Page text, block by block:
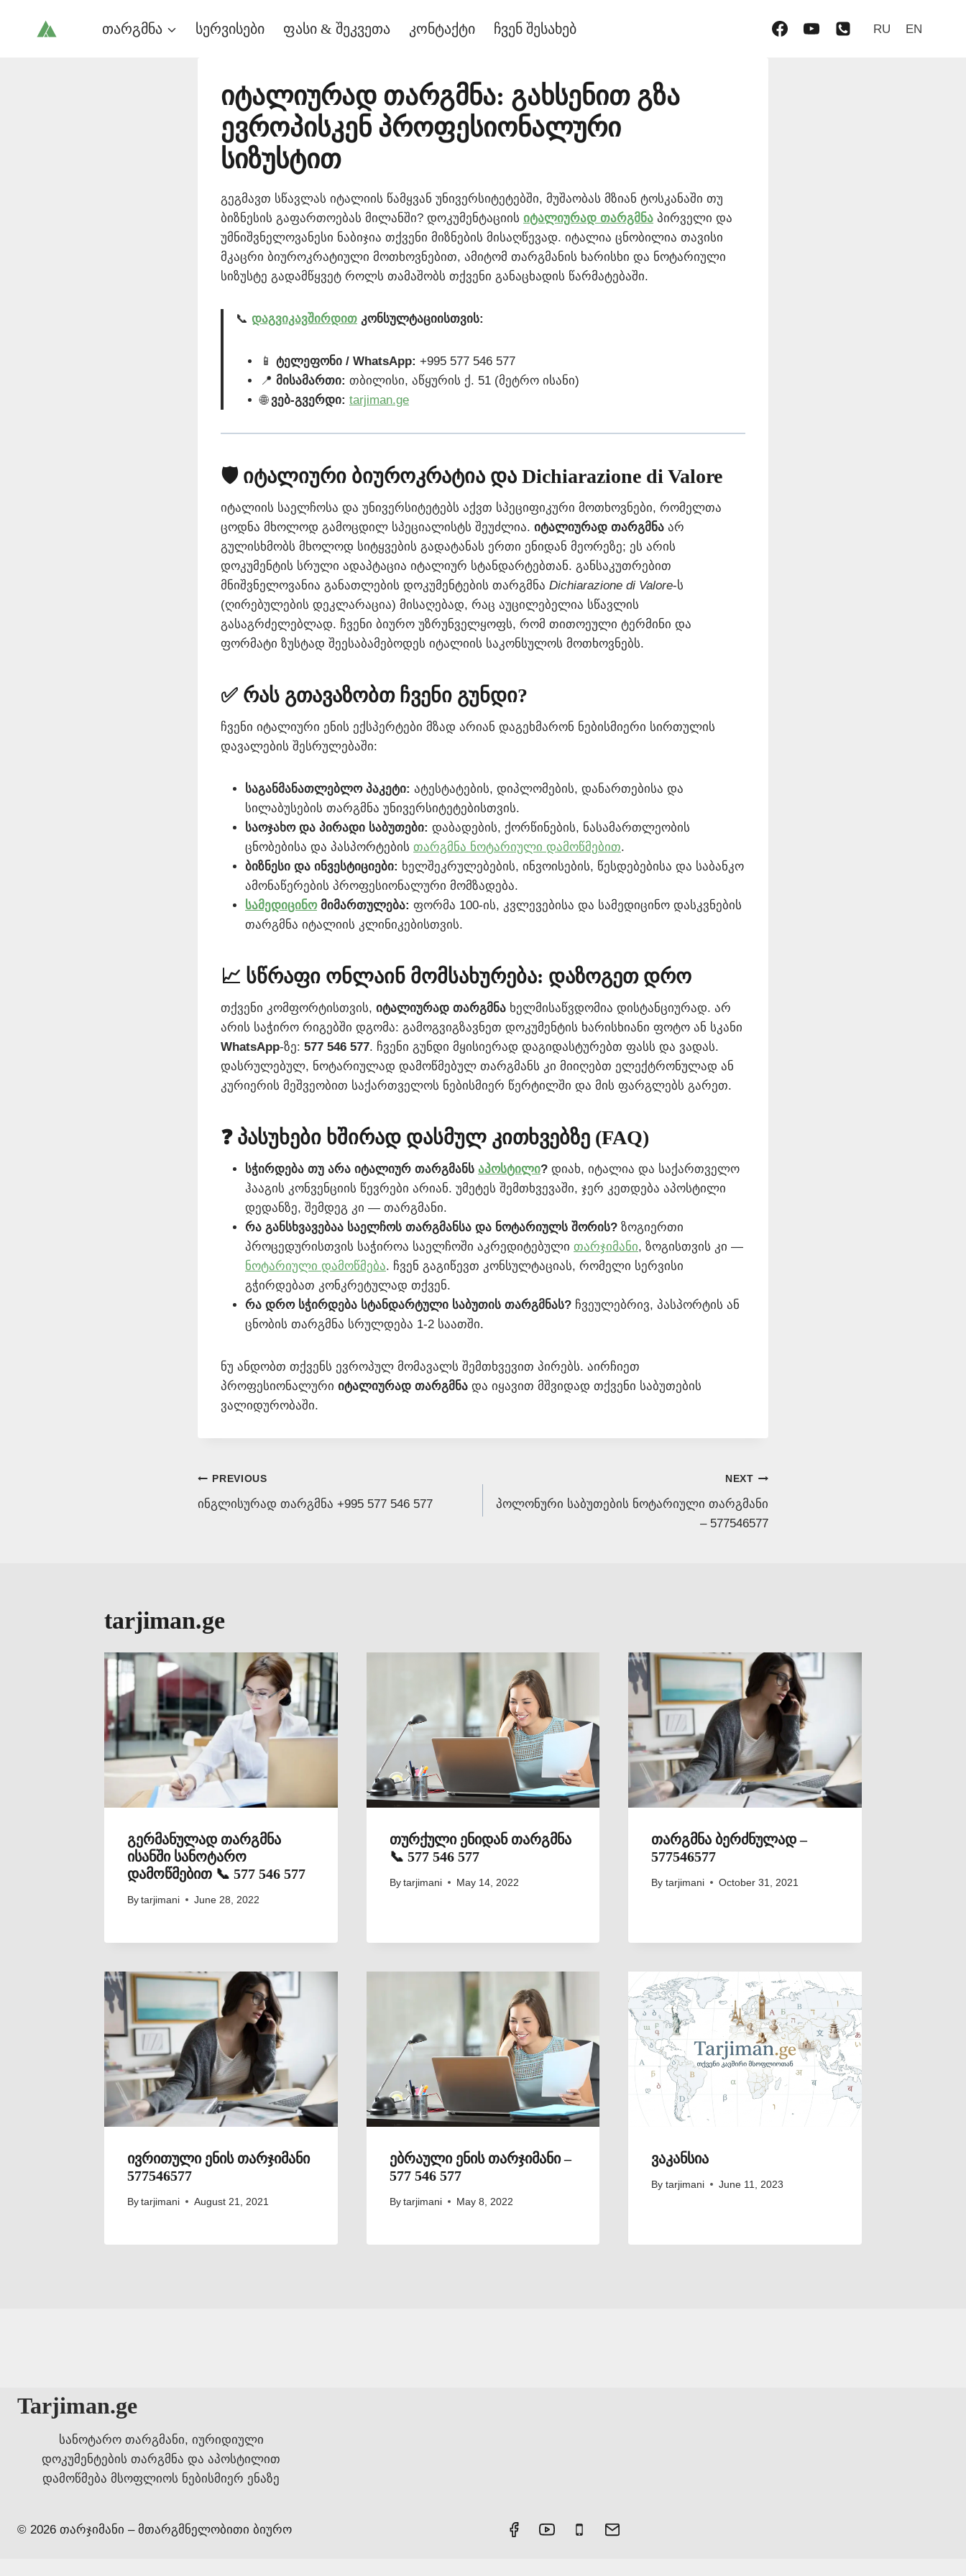
თარგმნა სერვისები ფასი & შეკვეთა კონტაქტი ჩვენ შესახებ RU EN
იტალიურად თარგმნა: გახსენით გზა
ევროპისკენ პროფესიონალური
სიზუსტით
გეგმავთ სწავლას იტალიის წამყვან უნივერსიტეტებში, მუშაობას მზიან ტოსკანაში თუ
ბიზნესის გაფართოებას მილანში? დოკუმენტაციის იტალიურად თარგმნა პირველი და
უმნიშვნელოვანესი ნაბიჯია თქვენი მიზნების მისაღწევად. იტალია ცნობილია თავისი
მკაცრი ბიუროკრატიული მოთხოვნებით, ამიტომ თარგმანის ხარისხი და ნოტარიული
სიზუსტე გადამწყვეტ როლს თამაშობს თქვენი განაცხადის წარმატებაში.
📞 დაგვიკავშირდით კონსულტაციისთვის:
📱 ტელეფონი / WhatsApp: +995 577 546 577
📍 მისამართი: თბილისი, აწყურის ქ. 51 (მეტრო ისანი)
🌐 ვებ-გვერდი: tarjiman.ge
🛡️ იტალიური ბიუროკრატია და Dichiarazione di Valore
იტალიის საელჩოსა და უნივერსიტეტებს აქვთ სპეციფიკური მოთხოვნები, რომელთა
ცოდნა მხოლოდ გამოცდილ სპეციალისტს შეუძლია. იტალიურად თარგმნა არ
გულისხმობს მხოლოდ სიტყვების გადატანას ერთი ენიდან მეორეზე; ეს არის
დოკუმენტის სრული ადაპტაცია იტალიურ სტანდარტებთან. განსაკუთრებით
მნიშვნელოვანია განათლების დოკუმენტების თარგმნა Dichiarazione di Valore-ს
(ღირებულების დეკლარაცია) მისაღებად, რაც აუცილებელია სწავლის
გასაგრძელებლად. ჩვენი ბიურო უზრუნველყოფს, რომ თითოეული ტერმინი და
ფორმატი ზუსტად შეესაბამებოდეს იტალიის საკონსულოს მოთხოვნებს.
✅ რას გთავაზობთ ჩვენი გუნდი?
ჩვენი იტალიური ენის ექსპერტები მზად არიან დაგეხმარონ ნებისმიერი სირთულის
დავალების შესრულებაში:
საგანმანათლებლო პაკეტი: ატესტატების, დიპლომების, დანართებისა და
სილაბუსების თარგმნა უნივერსიტეტებისთვის.
საოჯახო და პირადი საბუთები: დაბადების, ქორწინების, ნასამართლეობის
ცნობებისა და პასპორტების თარგმნა ნოტარიული დამოწმებით.
ბიზნესი და ინვესტიციები: ხელშეკრულებების, ინვოისების, წესდებებისა და საბანკო
ამონაწერების პროფესიონალური მომზადება.
სამედიცინომიმართულება: ფორმა 100-ის, კვლევებისა და სამედიცინო დასკვნების
თარგმნა იტალიის კლინიკებისთვის.
📈 სწრაფი ონლაინ მომსახურება: დაზოგეთ დრო
თქვენი კომფორტისთვის, იტალიურად თარგმნა ხელმისაწვდომია დისტანციურად. არ
არის საჭირო რიგებში დგომა: გამოგვიგზავნეთ დოკუმენტის ხარისხიანი ფოტო ან სკანი
WhatsApp-ზე: 577 546 577. ჩვენი გუნდი მყისიერად დაგიდასტურებთ ფასს და ვადას.
დასრულებულ, ნოტარიულად დამოწმებულ თარგმანს კი მიიღებთ ელექტრონულად ან
კურიერის მეშვეობით საქართველოს ნებისმიერ წერტილში და მის ფარგლებს გარეთ.
❓ პასუხები ხშირად დასმულ კითხვებზე (FAQ)
სჭირდება თუ არა იტალიურ თარგმანს აპოსტილი? დიახ, იტალია და საქართველო
ჰააგის კონვენციის წევრები არიან. უმეტეს შემთხვევაში, ჯერ კეთდება აპოსტილი
დედანზე, შემდეგ კი — თარგმანი.
რა განსხვავებაა საელჩოს თარგმანსა და ნოტარიულს შორის? ზოგიერთი
პროცედურისთვის საჭიროა საელჩოში აკრედიტებული თარჯიმანი, ზოგისთვის კი —
ნოტარიული დამოწმება. ჩვენ გაგიწევთ კონსულტაციას, რომელი სერვისი
გჭირდებათ კონკრეტულად თქვენ.
რა დრო სჭირდება სტანდარტული საბუთის თარგმნას? ჩვეულებრივ, პასპორტის ან
ცნობის თარგმნა სრულდება 1-2 საათში.
ნუ ანდობთ თქვენს ევროპულ მომავალს შემთხვევით პირებს. აირჩიეთ
პროფესიონალური იტალიურად თარგმნა და იყავით მშვიდად თქვენი საბუთების
ვალიდურობაში.
Post
navigation
PREVIOUS
ინგლისურად თარგმნა +995 577 546 577
NEXT
პოლონური საბუთების ნოტარიული თარგმანი
– 577546577
tarjiman.ge
გერმანულად თარგმნა
ისანში სანოტარო
დამოწმებით 📞 577 546 577
By tarjimani June 28, 2022
თურქული ენიდან თარგმნა
📞 577 546 577
By tarjimani May 14, 2022
თარგმნა ბერძნულად –
577546577
By tarjimani October 31, 2021
ივრითული ენის თარჯიმანი
577546577
By tarjimani August 21, 2021
ებრაული ენის თარჯიმანი –
577 546 577
By tarjimani May 8, 2022
ვაკანსია
By tarjimani June 11, 2023
Tarjiman.ge
სანოტარო თარგმანი, იურიდიული
დოკუმენტების თარგმნა და აპოსტილით
დამოწმება მსოფლიოს ნებისმიერ ენაზე
© 2026 თარჯიმანი – მთარგმნელობითი ბიურო